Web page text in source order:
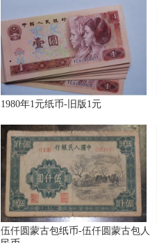
1980年1元纸币-旧版1元
伍仟圆蒙古包纸币-伍仟圆蒙古包人